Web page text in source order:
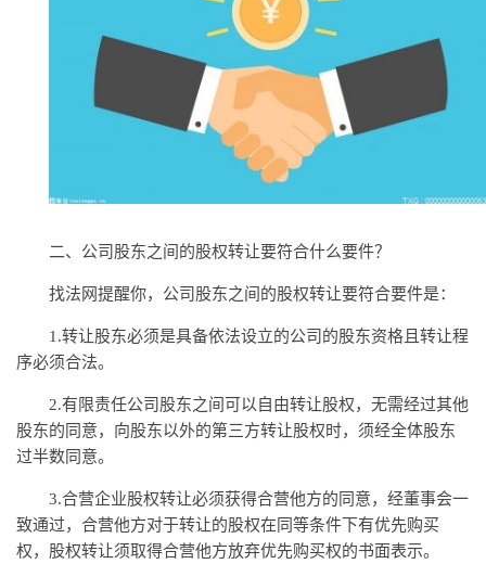
二、公司股东之间的股权转让要符合什么要件？
找法网提醒你，公司股东之间的股权转让要符合要件是：
1.转让股东必须是具备依法设立的公司的股东资格且转让程
序必须合法。
2.有限责任公司股东之间可以自由转让股权，无需经过其他
股东的同意，向股东以外的第三方转让股权时，须经全体股东
过半数同意。
3.合营企业股权转让必须获得合营他方的同意，经董事会一
致通过，合营他方对于转让的股权在同等条件下有优先购买
权，股权转让须取得合营他方放弃优先购买权的书面表示。